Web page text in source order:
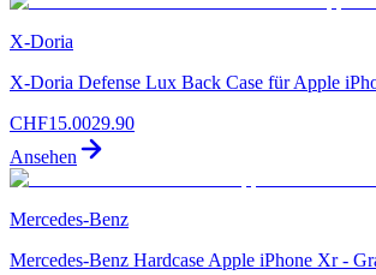
X-Doria
X-Doria Defense Lux Back Case für Apple
CHF15.0029.90
Ansehen
Mercedes-Benz
Mercedes-Benz Hardcase Apple iPhone Xr -